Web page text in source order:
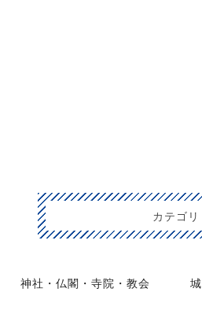
カテゴリ
神社・仏閣・寺院・教会 城